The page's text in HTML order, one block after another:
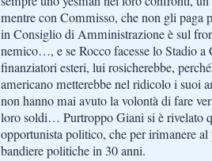
mentre con Commisso, che non gli paga
in Consiglio di Amministrazione è sul
nemico…, e se Rocco facesse lo Stadio a
finanziatori esteri, lui rosicherebbe,
americano metterebbe nel ridicolo i suoi
non hanno mai avuto la volontà di fare
loro soldi… Purtroppo Giani si è rivelato
opportunista politico, che per irimanere
bandiere politiche in 30 anni.